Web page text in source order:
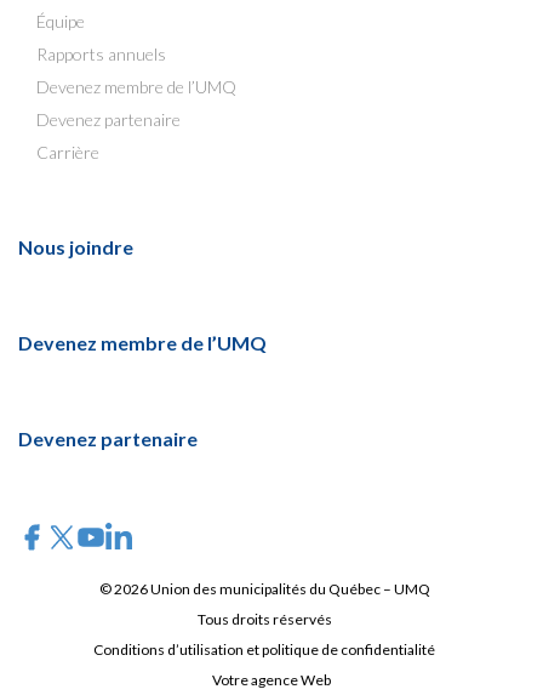
Équipe
Rapports annuels
Devenez membre de l’UMQ
Devenez partenaire
Carrière
Nous joindre
Devenez membre de l’UMQ
Devenez partenaire
© 2026 Union des municipalités du Québec – UMQ
Tous droits réservés
Conditions d’utilisation et politique de confidentialité
Votre agence Web